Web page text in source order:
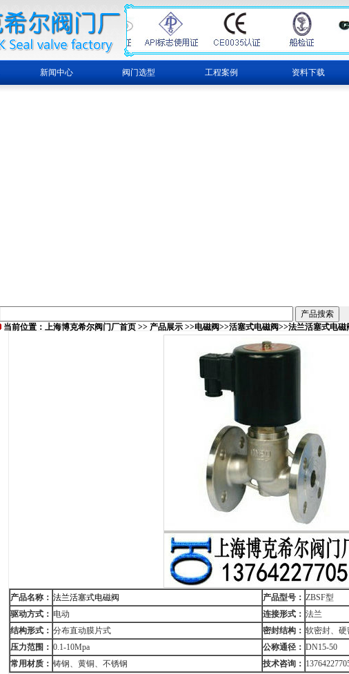
新闻中心 阀门选型 工程案例 资料下载
当前位置： 上海博克希尔阀门厂首页>> 产品展示>>电磁阀>>活塞式电磁阀>>法兰活塞式电磁
产品名称： 法兰活塞式电磁阀 产品型号： ZBSF型
驱动方式： 电动 连接形式： 法兰
结构形式： 分布直动膜片式 密封结构： 软密封、硬
压力范围： 0.1-10Mpa 公称通径： DN15-50
常用材质： 铸钢、黄铜、不锈钢 技术咨询：